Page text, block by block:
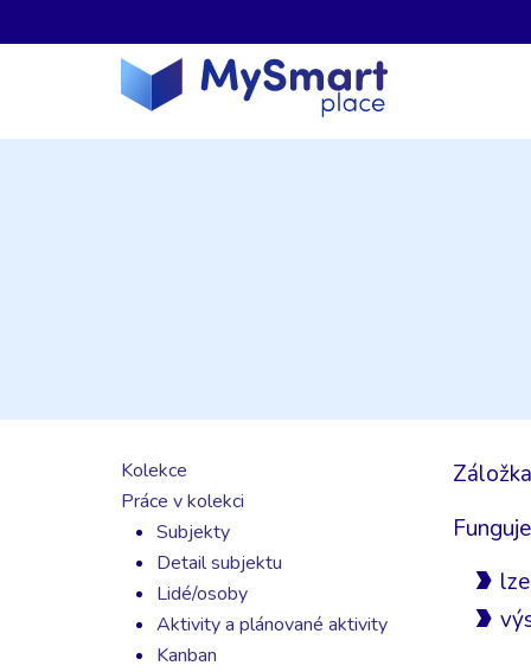
Kolekce
Práce v kolekci
Subjekty
Detail subjektu
Lidé/osoby
Aktivity a plánované aktivity
Kanban